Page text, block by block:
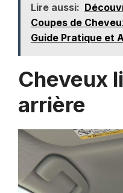
Lire aussi:
Coupes de
Guide Pratique et
Cheveux
arrière